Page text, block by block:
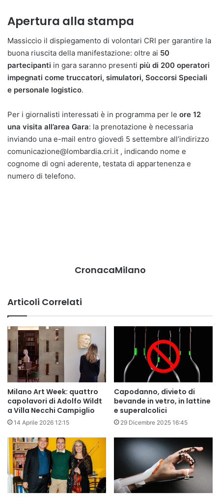
Apertura alla stampa
Massiccio il dispiegamento di volontari CRI per garantire la
buona riuscita della manifestazione: oltre ai 50
partecipanti in gara saranno presenti più di 200 operatori
impegnati come truccatori, simulatori, Soccorsi Speciali
e personale logistico.
Per i giornalisti interessati è in programma per le ore 12
una visita all’area Gara: la prenotazione è necessaria
inviando una e-mail entro giovedì 5 settembre all’indirizzo
comunicazione@lombardia.cri.it , indicando nome e
cognome di ogni aderente, testata di appartenenza e
numero di telefono.
CronacaMilano
Articoli Correlati
Milano Art Week: quattro
capolavori di Adolfo Wildt
a Villa Necchi Campiglio
14 Aprile 2026 12:15
Capodanno, divieto di
bevande in vetro, in lattine
e superalcolici
29 Dicembre 2025 16:45